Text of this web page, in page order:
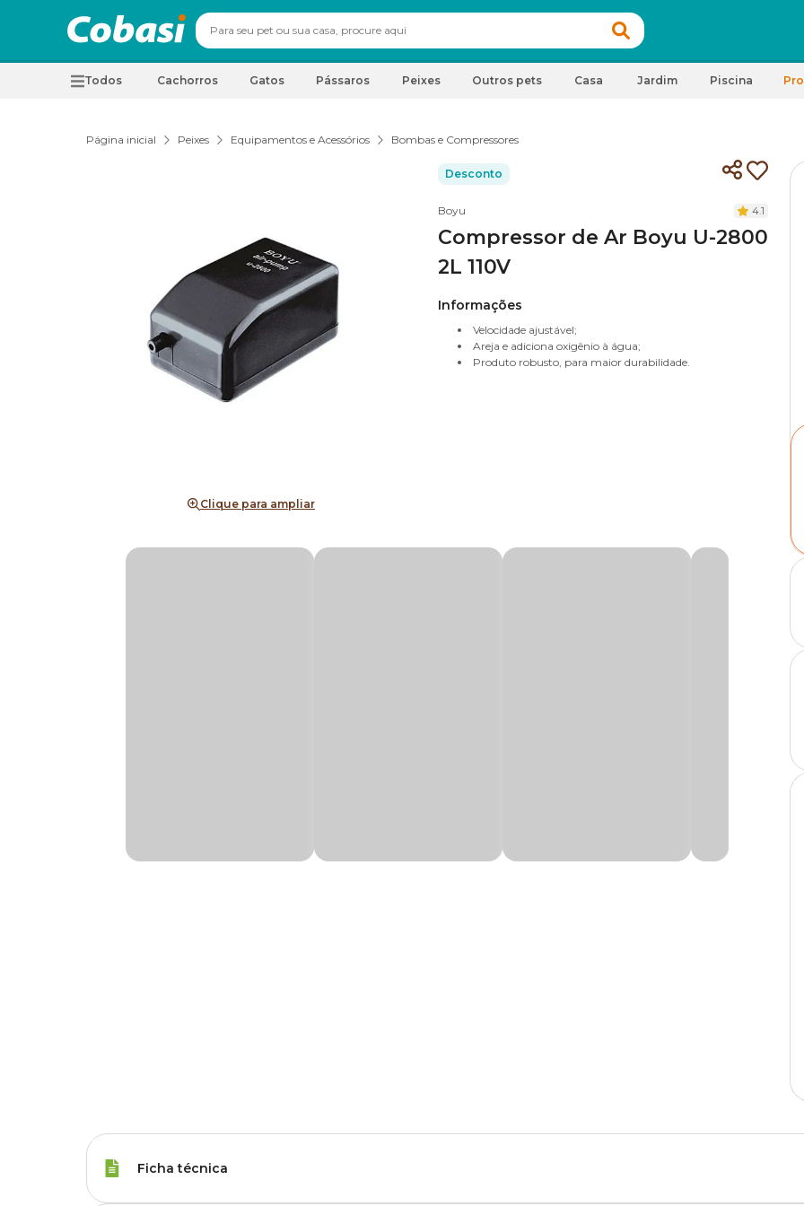
Todos Cachorros Gatos Pássaros Peixes Outros pets Casa Jardim Piscina
Página inicial Peixes Equipamentos e Acessórios Bombas e Compressores
Clique para ampliar
Desconto
Boyu 4.1
Compressor de Ar Boyu U-2800
2L 110V
Informações
Velocidade ajustável;
Areja e adiciona oxigênio à água;
Produto robusto, para maior durabilidade.
Ficha técnica